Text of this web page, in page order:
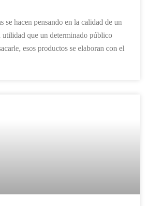
se hacen pensando en la calidad de un
que un determinado público
esos productos se elaboran con el